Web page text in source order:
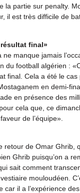
la partie sur penalty.
il est très difficile de
final»
manque jamais
du football algérien :
final. Cela a été le cas
en demi-
en présence des
cela que, ce
de l’équipe».
de Omar Ghrib,
Ghrib puisqu’on a
sait comment
mouloudéen.
il a l’expérience